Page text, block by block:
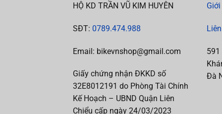
HỘ KD TRẦN VŨ KIM HUYÊN
SĐT: 0789.474.988
Email: bikevnshop@gmail.com
Giấy chứng nhận ĐKKD số
32E8012191 do Phòng Tài Chính
Kế Hoạch – UBND Quận Liên
Chiểu cấp ngày 24/03/2023
591
Đà